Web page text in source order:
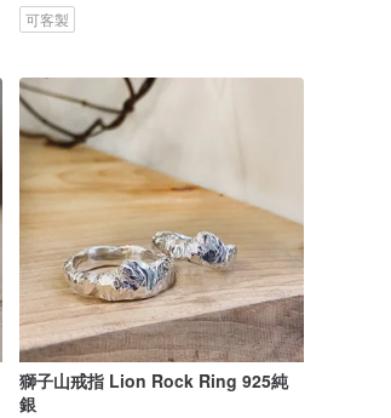
可客製
獅子山戒指 Lion Rock Ring 925純
銀